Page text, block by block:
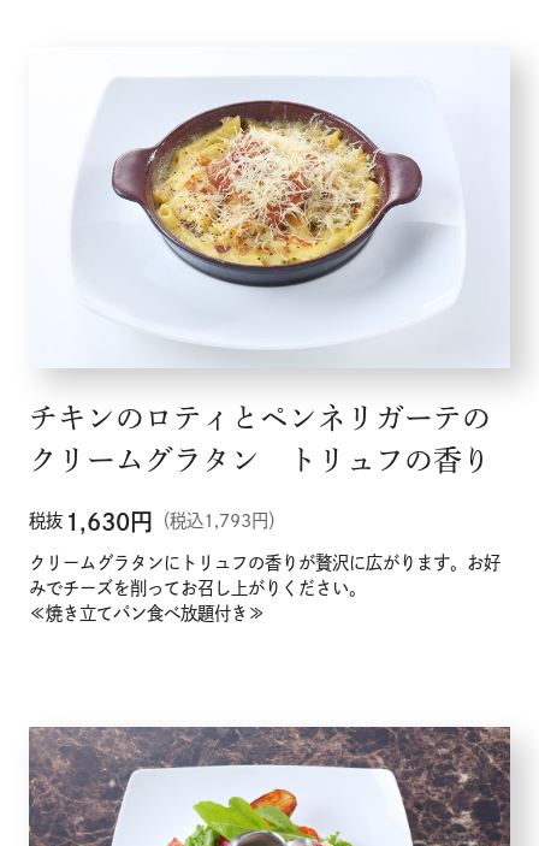
チキンのロティとペンネリガーテの
クリームグラタン トリュフの香り
税抜 1,630円 （税込1,793円）
クリームグラタンにトリュフの香りが贅沢に広がります。お好
みでチーズを削ってお召し上がりください。
≪焼き立てパン食べ放題付き≫